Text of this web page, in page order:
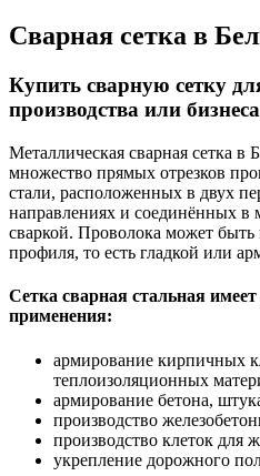
Сварная сетка в
Купить сварную сетку
производства или бизнеса
Металлическая сварная сетка в
множество прямых отрезков
стали, расположенных в двух
направлениях и соединённых в
сваркой. Проволока может быть
профиля, то есть гладкой или
Сетка сварная стальная
применения:
армирование кирпичных
теплоизоляционных
армирование бетона,
производство
производство клеток для
укрепление дорожного